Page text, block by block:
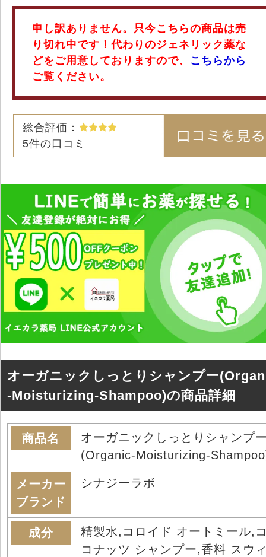
申し訳ありません。只今こちらの商品は売
り切れ中です！代わりのジェネリック薬な
どをご用意しておりますので、 こちらから
ご覧ください。
総合評価：
5件の口コミ
オーガニックしっとりシャンプー
-Moisturizing-Shampoo)の商品詳細
商品名
オーガニックしっとりシャンプ
(Organic-Moisturizing-
メーカー
ブランド
シナジーラボ
成分
精製水,コロイド オートミール,
コナッツ シャンプー,香料 スウ